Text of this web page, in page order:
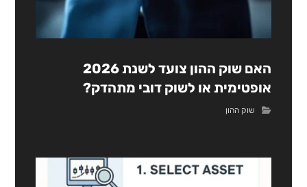
האם שוק ההון צועד לשנת 2026
אופטימית או לשוק דובי מתהדק?
שוק ההון